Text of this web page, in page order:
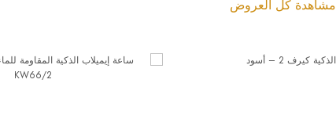
مشاهدة كل العروض